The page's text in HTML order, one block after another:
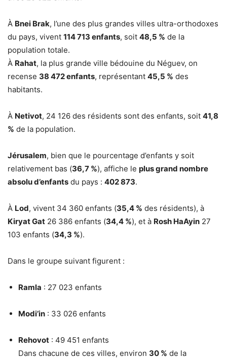
À Bnei Brak, l’une des plus grandes villes ultra-orthodoxes
du pays, vivent 114 713 enfants, soit 48,5 % de la
population totale.
À Rahat, la plus grande ville bédouine du Néguev, on
recense 38 472 enfants, représentant 45,5 % des
habitants.
À Netivot, 24 126 des résidents sont des enfants, soit 41,8
% de la population.
Jérusalem, bien que le pourcentage d’enfants y soit
relativement bas (36,7 %), affiche le plus grand nombre
absolu d’enfants du pays : 402 873.
À Lod, vivent 34 360 enfants (35,4 % des résidents), à
Kiryat Gat 26 386 enfants (34,4 %), et à Rosh HaAyin 27
103 enfants (34,3 %).
Dans le groupe suivant figurent :
Ramla : 27 023 enfants
Modi’in : 33 026 enfants
Rehovot : 49 451 enfants
Dans chacune de ces villes, environ 30 % de la